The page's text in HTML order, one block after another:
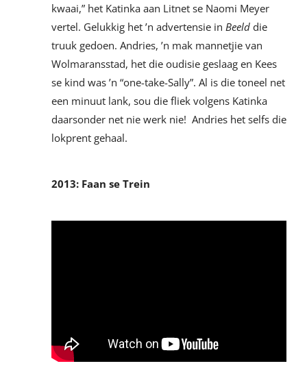
kwaai,” het Katinka aan Litnet se Naomi Meyer
vertel. Gelukkig het ’n advertensie in Beelddie
truuk gedoen. Andries, ’n mak mannetjie van
Wolmaransstad, het die oudisie geslaag en Kees
se kind was ’n “one-take-Sally”. Al is die toneel net
een minuut lank, sou die fliek volgens Katinka
daarsonder net nie werk nie! Andries het selfs die
lokprent gehaal.
2013: Faan se Trein